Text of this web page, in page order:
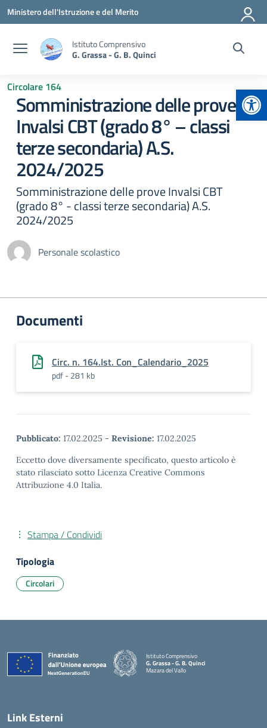
Vai ai contenuti
Vai al menu di navigazione
Vai al footer
Ministero dell'Istruzione e del Merito
Istituto Comprensivo
G. Grassa - G. B. Quinci
Circolare 164
Somministrazione delle prove
Invalsi CBT (grado 8° – classi
terze secondaria) A.S.
2024/2025
Somministrazione delle prove Invalsi CBT
(grado 8° - classi terze secondaria) A.S.
2024/2025
Personale scolastico
Documenti
Circ. n. 164.Ist. Con_Calendario_2025
pdf - 281 kb
Pubblicato: 17.02.2025 - Revisione: 17.02.2025
Eccetto dove diversamente specificato, questo articolo è
stato rilasciato sotto Licenza Creative Commons
Attribuzione 4.0 Italia.
Stampa / Condividi
Tipologia
Circolari
Istituto Comprensivo
G. Grassa - G. B. Quinci
Mazara del Vallo
Link Esterni